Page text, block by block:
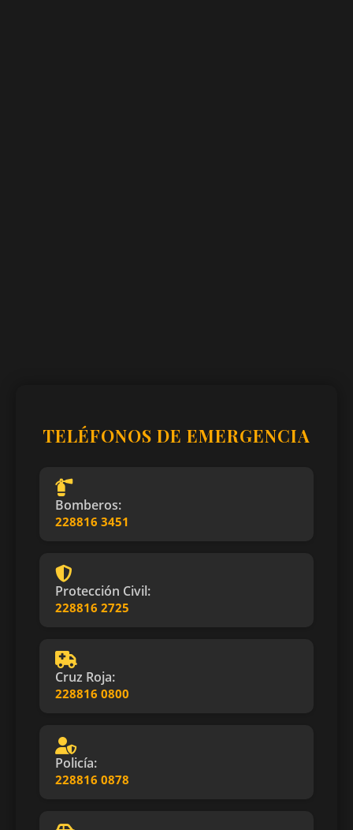
TELÉFONOS DE EMERGENCIA
Bomberos:
228816 3451
Protección Civil:
228816 2725
Cruz Roja:
228816 0800
Policía:
228816 0878